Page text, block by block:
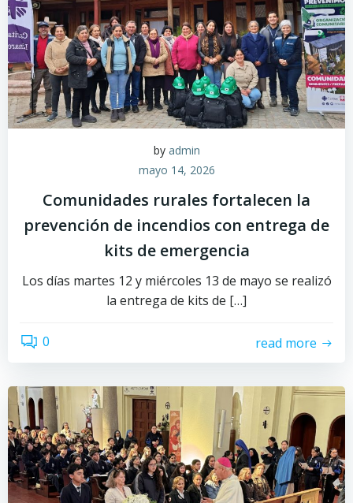
by admin
mayo 14, 2026
Comunidades rurales fortalecen la
prevención de incendios con entrega de
kits de emergencia
Los días martes 12 y miércoles 13 de mayo se realizó
la entrega de kits de […]
0 read more